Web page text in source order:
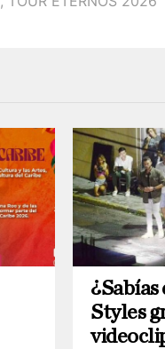
Styles